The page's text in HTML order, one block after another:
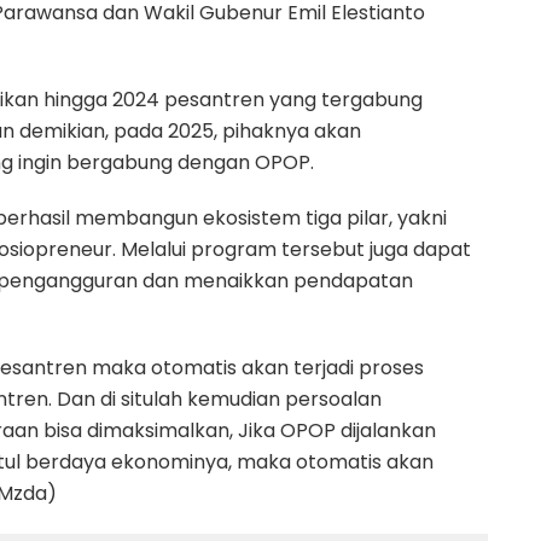
dan Wakil Gubenur Emil Elestianto
hingga 2024 pesantren yang tergabung
demikian, pada 2025, pihaknya akan
bergabung dengan OPOP.
membangun ekosistem tiga pilar, yakni
Melalui program tersebut juga dapat
dan menaikkan pendapatan
maka otomatis akan terjadi proses
Dan di situlah kemudian persoalan
bisa dimaksimalkan, Jika OPOP dijalankan
berdaya ekonominya, maka otomatis akan